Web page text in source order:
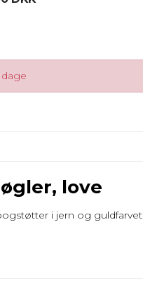
love
i jern og guldfarvet